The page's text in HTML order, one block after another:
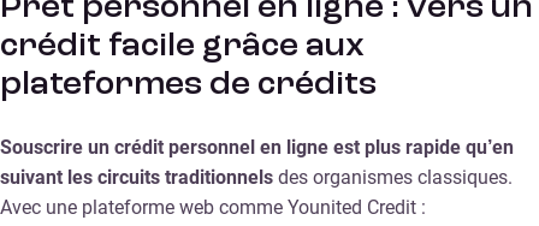
Prêt personnel en ligne : vers un
crédit facile grâce aux
plateformes de crédits
Souscrire un crédit personnel en ligne est plus rapide qu’en
suivant les circuits traditionnels des organismes classiques.
Avec une plateforme web comme Younited Credit :